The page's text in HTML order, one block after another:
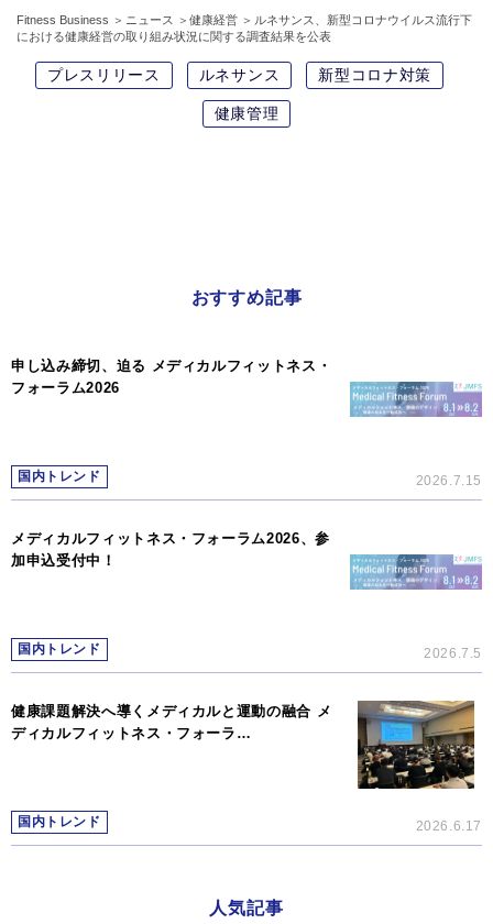
Fitness Business ニュース 健康経営
ルネサンス、新型コロナウイルス流行下
における健康経営の取り組み状況に関する調査結果を公表
プレスリリース ルネサンス 新型コロナ対策
健康管理
おすすめ記事
申し込み締切、迫る メディカルフィットネス・
フォーラム2026
国内トレンド 2026.7.15
メディカルフィットネス・フォーラム2026、参
加申込受付中！
国内トレンド 2026.7.5
健康課題解決へ導くメディカルと運動の融合 メ
ディカルフィットネス・フォーラ…
国内トレンド 2026.6.17
人気記事